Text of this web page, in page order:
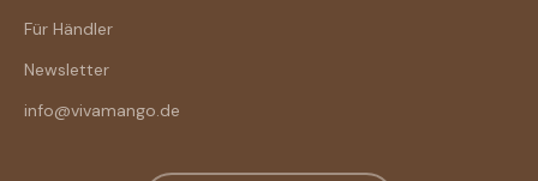
Für Händler
Newsletter
info@vivamango.de